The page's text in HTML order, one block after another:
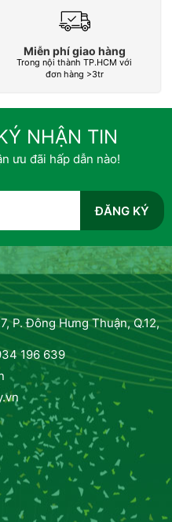
Miễn phí giao hàng
Trong nội thành TP.HCM với
đơn hàng >3tr
NHẬN TIN
ưu đãi hấp dẫn nào!
P. Đông Hưng Thuận, Q.12,
196 639